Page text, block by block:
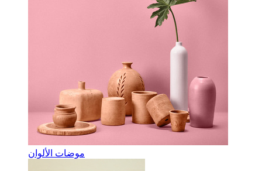
موضات الألوان